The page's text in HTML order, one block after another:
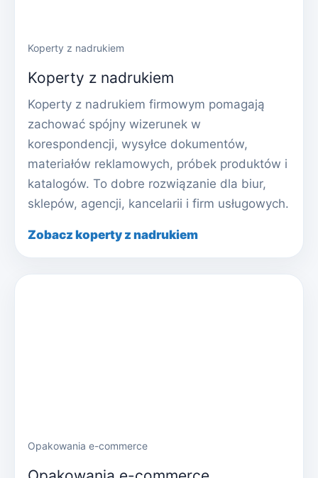
Koperty z nadrukiem
Koperty z nadrukiem
Koperty z nadrukiem firmowym pomagają
zachować spójny wizerunek w
korespondencji, wysyłce dokumentów,
materiałów reklamowych, próbek produktów i
katalogów. To dobre rozwiązanie dla biur,
sklepów, agencji, kancelarii i firm usługowych.
Zobacz koperty z nadrukiem
Opakowania e-commerce